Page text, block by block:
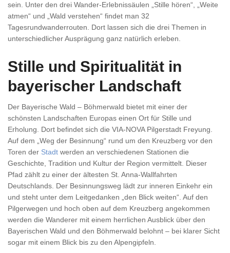
sein. Unter den drei Wander-Erlebnissäulen „Stille hören“, „Weite
atmen“ und „Wald verstehen“ findet man 32
Tagesrundwanderrouten. Dort lassen sich die drei Themen in
unterschiedlicher Ausprägung ganz natürlich erleben.
Stille und Spiritualität in
bayerischer Landschaft
Der Bayerische Wald – Böhmerwald bietet mit einer der
schönsten Landschaften Europas einen Ort für Stille und
Erholung. Dort befindet sich die VIA-NOVA Pilgerstadt Freyung.
Auf dem „Weg der Besinnung“ rund um den Kreuzberg vor den
Toren der Stadt werden an verschiedenen Stationen die
Geschichte, Tradition und Kultur der Region vermittelt. Dieser
Pfad zählt zu einer der ältesten St. Anna-Wallfahrten
Deutschlands. Der Besinnungsweg lädt zur inneren Einkehr ein
und steht unter dem Leitgedanken „den Blick weiten“. Auf den
Pilgerwegen und hoch oben auf dem Kreuzberg angekommen
werden die Wanderer mit einem herrlichen Ausblick über den
Bayerischen Wald und den Böhmerwald belohnt – bei klarer Sicht
sogar mit einem Blick bis zu den Alpengipfeln.